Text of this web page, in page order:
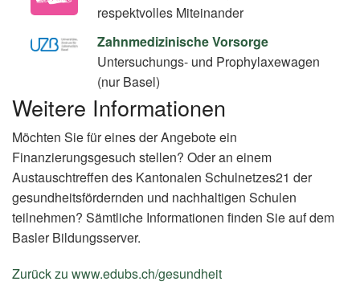
respektvolles Miteinander
Zahnmedizinische Vorsorge
Untersuchungs- und Prophylaxewagen
(nur Basel)
Weitere Informationen
Möchten Sie für eines der Angebote ein
Finanzierungsgesuch stellen? Oder an einem
Austauschtreffen des Kantonalen Schulnetzes21 der
gesundheitsfördernden und nachhaltigen Schulen
teilnehmen? Sämtliche Informationen finden Sie auf dem
Basler Bildungsserver.
Zurück zu www.edubs.ch/gesundheit